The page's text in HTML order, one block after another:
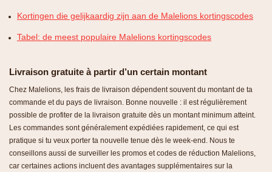
Kortingen die gelijkaardig zijn aan de Malelions kortingscodes
Tabel: de meest populaire Malelions kortingscodes
Livraison gratuite à partir d’un certain montant
Chez Malelions, les frais de livraison dépendent souvent du montant de ta
commande et du pays de livraison. Bonne nouvelle : il est régulièrement
possible de profiter de la livraison gratuite dès un montant minimum atteint.
Les commandes sont généralement expédiées rapidement, ce qui est
pratique si tu veux porter ta nouvelle tenue dès le week-end. Nous te
conseillons aussi de surveiller les promos et codes de réduction Malelions,
car certaines actions incluent des avantages supplémentaires sur la